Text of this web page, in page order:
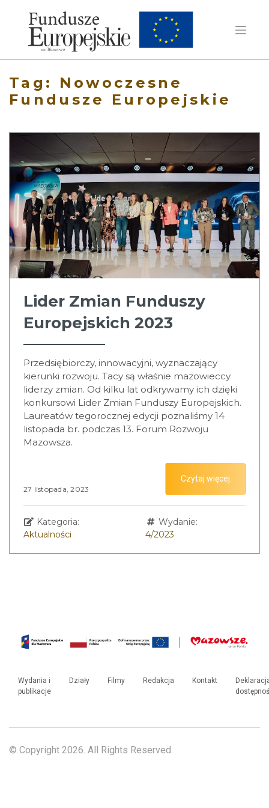
Tag: Nowoczesne
Fundusze Europejskie
Lider Zmian Funduszy
Europejskich 2023
Przedsiębiorczy, innowacyjni, wyznaczający
kierunki rozwoju. Tacy są właśnie mazowieccy
liderzy zmian. Od kilku lat odkrywamy ich dzięki
konkursowi Lider Zmian Funduszy Europejskich.
Laureatów tegorocznej edycji poznaliśmy 14
listopada br. podczas 13. Forum Rozwoju
Mazowsza.
27 listopada, 2023
Czytaj więcej
Kategoria:
Aktualności
Wydanie:
4/2023
Wydania i
publikacje
Działy Filmy Redakcja Kontakt
© Copyright 2026. All Rights Reserved.